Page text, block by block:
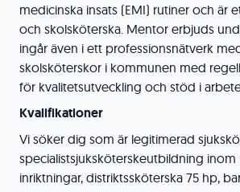
medicinska insats (EMI) rutiner och är
och skolsköterska. Mentor erbjuds
ingår även i ett professionsnätverk
skolsköterskor i kommunen med
för kvalitetsutveckling och stöd i
Kvalifikationer
Vi söker dig som är legitimerad
specialistsjuksköterskeutbildning
inriktningar, distriktssköterska 75 hp,